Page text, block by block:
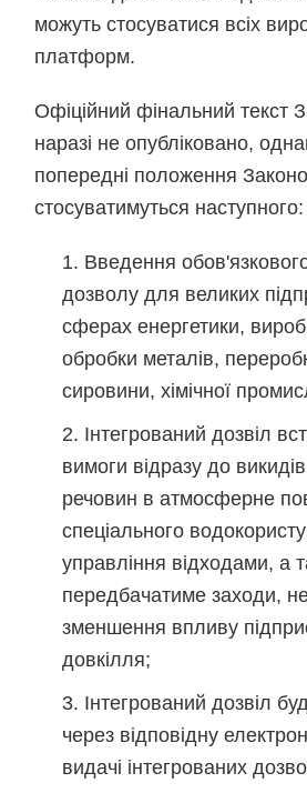
можуть стосуватися всіх
платформ.
Офіційний фінальний текст
наразі не опубліковано,
попередні положення
стосуватимуться наступного:
Введення
дозволу для великих
сферах енергетики,
обробки металів,
сировини, хімічної
Інтегрований дозвіл
вимоги відразу до
речовин в атмосферне
спеціального
управління відходами, а
передбачатиме заходи,
зменшення впливу
довкілля;
Інтегрований дозвіл
через відповідну
видачі інтегрованих